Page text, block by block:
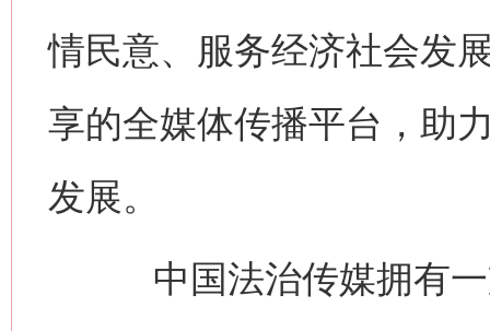
情民意、服务经济社会发
享的全媒体传播平台，助
发展。
中国法治传媒拥有一